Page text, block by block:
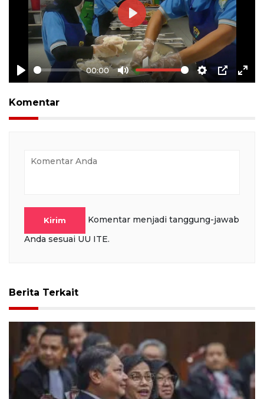
Play
00:00
Mute Settings
PIP
Play
Komentar
Kirim
Komentar menjadi tanggung-jawab
Anda sesuai UU ITE.
Berita Terkait